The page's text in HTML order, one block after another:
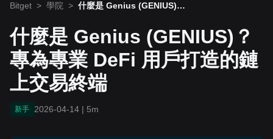
Bitget > 學院 > 什麼是 Genius (GENIUS)？
什麼是 Genius (GENIUS)？
專為專業 DeFi 用戶打造的鏈
上交易終端
新手 2026-04-14 | 5m